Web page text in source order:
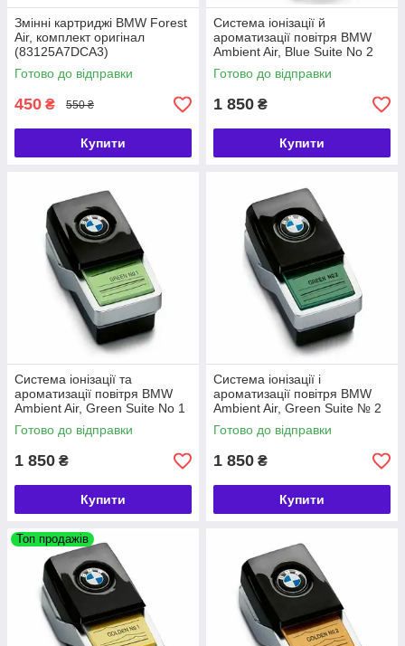
Змінні картриджі BMW Forest
Air, комплект оригінал
(83125A7DCA3)
Готово до відправки
450 ₴ 550 ₴
Купити
Система іонізації й
ароматизації повітря BMW
Ambient Air, Blue Suite No 2
(64119382591)
Готово до відправки
1 850 ₴
Купити
Система іонізації та
ароматизації повітря BMW
Ambient Air, Green Suite No 1
(64119382597)
Готово до відправки
1 850 ₴
Купити
Система іонізації і
ароматизації повітря BMW
Ambient Air, Green Suite № 2
(64119382603)
Готово до відправки
1 850 ₴
Купити
Топ продажів